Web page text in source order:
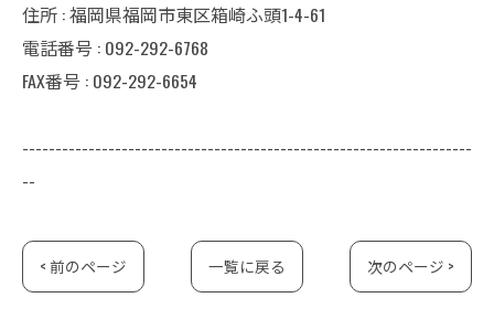
住所 : 福岡県福岡市東区箱崎ふ頭1-4-61
電話番号 : 092-292-6768
FAX番号 : 092-292-6654
--------------------------------------------------------------------
--
< 前のページ 一覧に戻る 次のページ >